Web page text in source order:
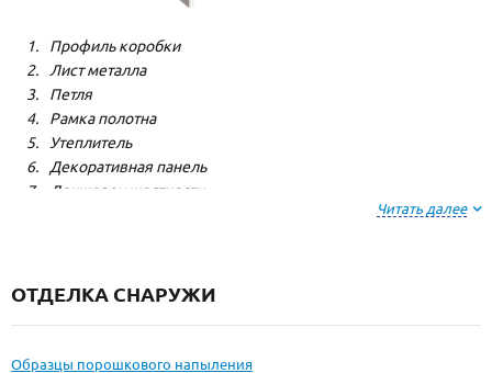
Профиль коробки
Лист металла
Петля
Рамка полотна
Утеплитель
Декоративная панель
Лонжерон жесткости
Читать далее
ОТДЕЛКА СНАРУЖИ
Образцы порошкового напыления